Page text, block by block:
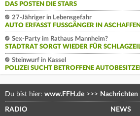
DAS POSTEN DIE STARS
27-Jähriger in Lebensgefahr
AUTO ERFASST FUSSGÄNGER IN
Sex-Party im Rathaus Mannheim?
STADTRAT SORGT WIEDER FÜR
Steinwurf in Kassel
POLIZEI SUCHT BETROFFENE
Du bist hier: www.FFH.de >>> Nachrichten
RADIO NEWS